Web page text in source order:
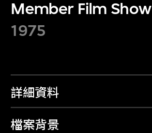
Member Film Show
1975
詳細資料
檔案背景